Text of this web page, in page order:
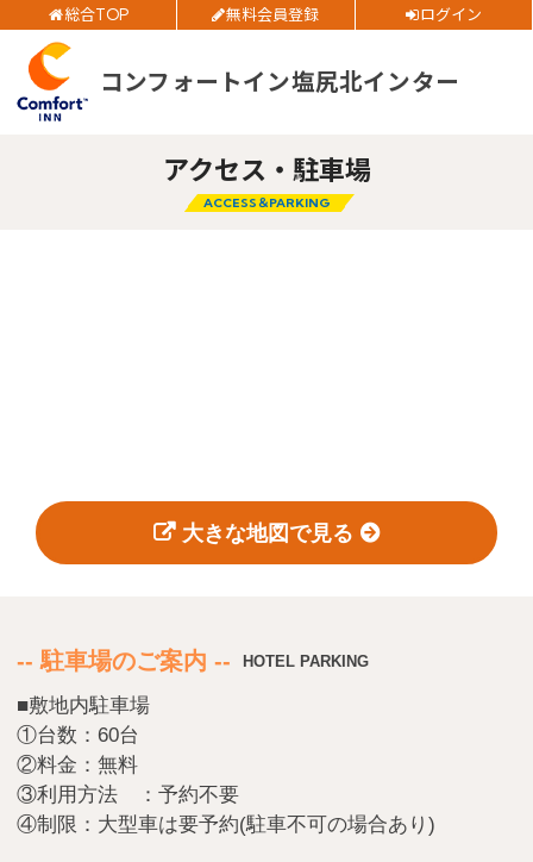
総合TOP 無料会員登録 ログイン
コンフォートイン塩尻北インター
チェックイン日
会員登録 ログイン
特別優待会員様
アクセス・駐車場
ACCESS＆PARKING
大きな地図で見る
-- 駐車場のご案内 -- HOTEL PARKING
■敷地内駐車場
①台数：60台
②料金：無料
③利用方法 ：予約不要
④制限：大型車は要予約(駐車不可の場合あり)